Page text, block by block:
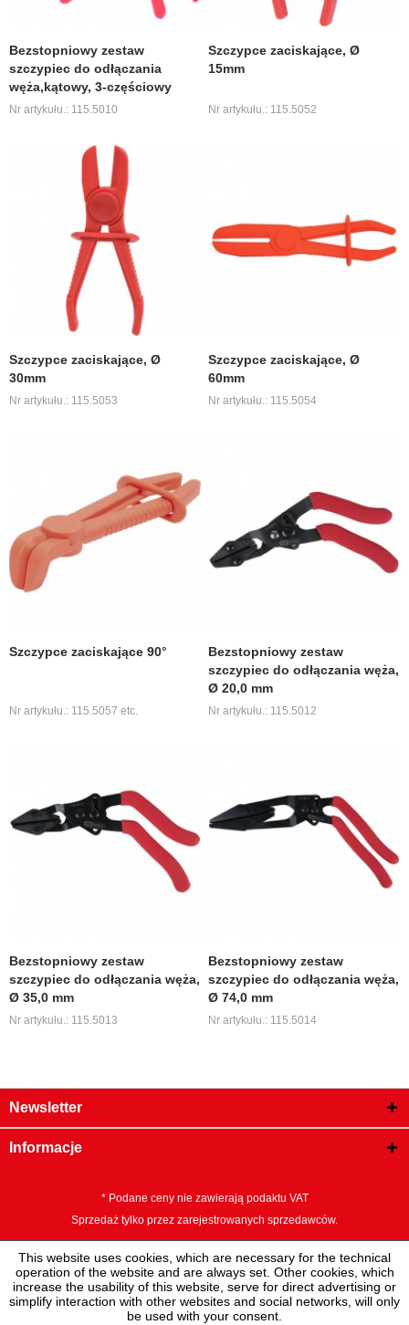
Bezstopniowy zestaw
szczypiec do odłączania
węża,kątowy, 3-częściowy
Nr artykułu.: 115.5010
Szczypce zaciskające, Ø
15mm
Nr artykułu.: 115.5052
Szczypce zaciskające, Ø
30mm
Nr artykułu.: 115.5053
Szczypce zaciskające, Ø
60mm
Nr artykułu.: 115.5054
Szczypce zaciskające 90°
Nr artykułu.: 115.5057 etc.
Bezstopniowy zestaw
szczypiec do odłączania węża,
Ø 20,0 mm
Nr artykułu.: 115.5012
Bezstopniowy zestaw
szczypiec do odłączania węża,
Ø 35,0 mm
Nr artykułu.: 115.5013
Bezstopniowy zestaw
szczypiec do odłączania węża,
Ø 74,0 mm
Nr artykułu.: 115.5014
Newsletter
Informacje
* Podane ceny nie zawierają podaktu VAT
Sprzedaż tylko przez zarejestrowanych sprzedawców.
This website uses cookies, which are necessary for the technical
operation of the website and are always set. Other cookies, which
increase the usability of this website, serve for direct advertising or
simplify interaction with other websites and social networks, will only
be used with your consent.